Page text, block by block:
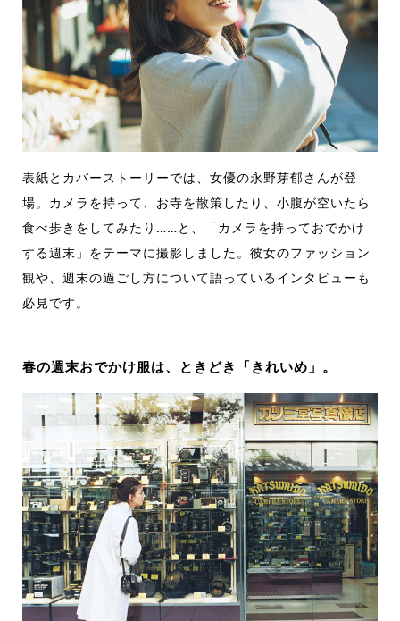
表紙とカバーストーリーでは、女優の永野芽郁さんが登
場。カメラを持って、お寺を散策したり、小腹が空いたら
食べ歩きをしてみたり……と、「カメラを持っておでかけ
する週末」をテーマに撮影しました。彼女のファッション
観や、週末の過ごし方について語っているインタビューも
必見です。
春の週末おでかけ服は、ときどき「きれいめ」。